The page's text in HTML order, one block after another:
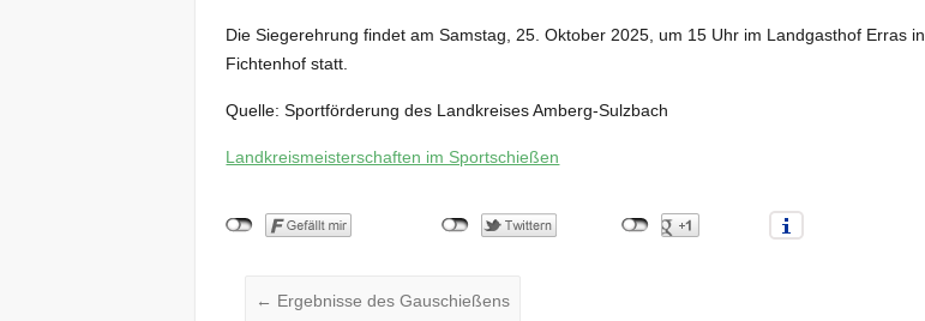
Die Siegerehrung findet am Samstag, 25. Oktober 2025, um 15 Uhr im Landgasthof Erras in
Fichtenhof statt.
Quelle: Sportförderung des Landkreises Amberg-Sulzbach
Landkreismeisterschaften im Sportschießen
← Ergebnisse des Gauschießens